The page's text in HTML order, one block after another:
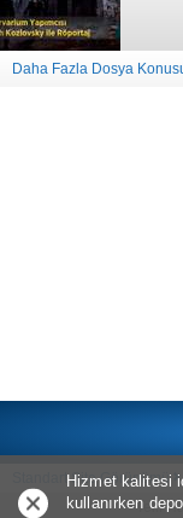
Daha Fazla Dosya
Standart Site Görünümü
Telif
Hizmet kalitesi
kullanırken